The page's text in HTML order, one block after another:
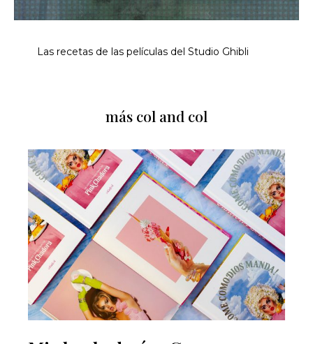
Las recetas de las películas del Studio Ghibli
más col and col